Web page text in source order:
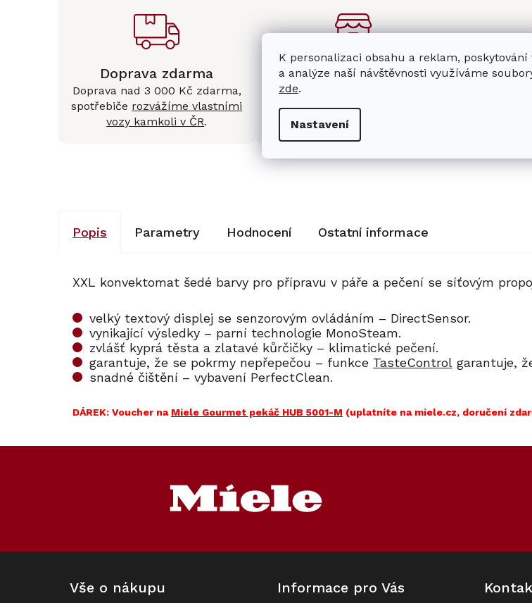
K personalizaci obsahu a reklam,
a analýze naší návštěvnosti využíváme
zde.
Nastavení
Doprava zdarma
Doprava nad 3 000 Kč zdarma,
spotřebiče rozvážíme vlastními
vozy kamkoli v ČR.
Kamenná prodejna
Máme
Králové s možností jednoduše u
nás zaparkovat.
domácích
Popis Parametry Hodnocení Ostatní informace
XXL konvektomat šedé barvy pro přípravu v páře a pečení se síťovým
velký textový displej se senzorovým ovládáním – DirectSensor.
vynikající výsledky – parní technologie MonoSteam.
zvlášť kyprá těsta a zlatavé kůrčičky – klimatické pečení.
garantuje, že se pokrmy nepřepečou – funkce TasteControl garantuje,
snadné čištění – vybavení PerfectClean.
DÁREK: Voucher na Miele Gourmet pekáč HUB 5001-M (uplatníte na miele.cz, doručení
Vše o nákupu Informace pro Vás